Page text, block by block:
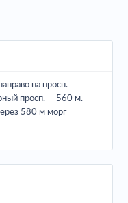
на просп.
просп. — 560 м.
580 м морг